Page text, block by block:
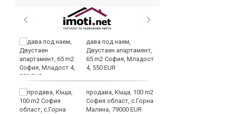
дава под наем,
Двустаен апартамент,
65 m2 София, Младост
4, 550 EUR
продава, Къща, 100 m2
София област, с.Горна
Малина, 79000 EUR